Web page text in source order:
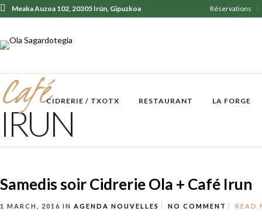
Réservations
Meaka Auzoa 102, 20305 Irún, Gipuzkoa
CIDRERIE / TXOTX RESTAURANT LA FORGE
Café
IRUN
Samedis soir Cidrerie Ola + Café Irun
1 MARCH, 2016 IN AGENDA NOUVELLES NO COMMENT READ